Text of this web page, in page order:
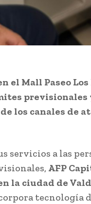
el Mall Paseo
los canales de
servicios a las
AFP
la ciudad de
tecnología